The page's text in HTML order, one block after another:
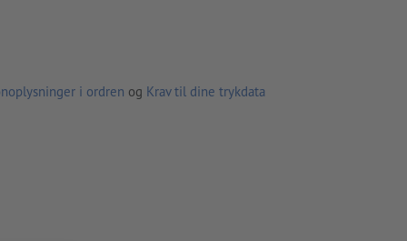
i ordren og Krav til dine trykdata